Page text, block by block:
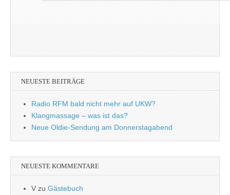
NEUESTE BEITRÄGE
Radio RFM bald nicht mehr auf UKW?
Klangmassage – was ist das?
Neue Oldie-Sendung am Donnerstagabend
NEUESTE KOMMENTARE
V zu Gästebuch